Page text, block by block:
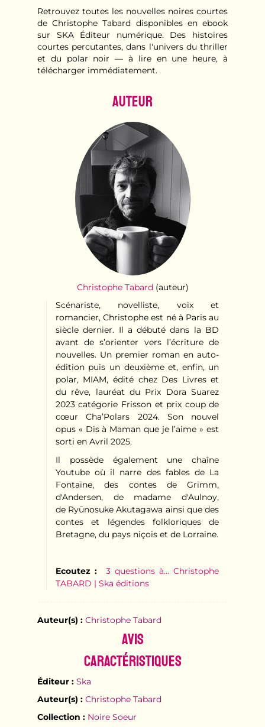
Retrouvez toutes les nouvelles noires courtes
de Christophe Tabard disponibles en ebook
sur SKA Éditeur numérique. Des histoires
courtes percutantes, dans l'univers du thriller
et du polar noir — à lire en une heure, à
télécharger immédiatement.
Auteur
Christophe Tabard(auteur)
Scénariste, novelliste, voix et
romancier, Christophe est né à Paris au
siècle dernier. Il a débuté dans la BD
avant de s’orienter vers l’écriture de
nouvelles. Un premier roman en auto-
édition puis un deuxième et, enfin, un
polar, MIAM, édité chez Des Livres et
du rêve, lauréat du Prix Dora Suarez
2023 catégorie Frisson et prix coup de
cœur Cha’Polars 2024. Son nouvel
opus « Dis à Maman que je l’aime » est
sorti en Avril 2025.
Il possède également une chaîne
Youtube où il narre des fables de La
Fontaine, des contes de Grimm,
d'Andersen, de madame d'Aulnoy,
de Ryūnosuke Akutagawa ainsi que des
contes et légendes folkloriques de
Bretagne, du pays niçois et de Lorraine.
Ecoutez : 3 questions à... Christophe
TABARD | Ska éditions
Auteur(s) : Christophe Tabard
Avis
Caractéristiques
Éditeur : Ska
Auteur(s) : Christophe Tabard
Collection : Noire Soeur